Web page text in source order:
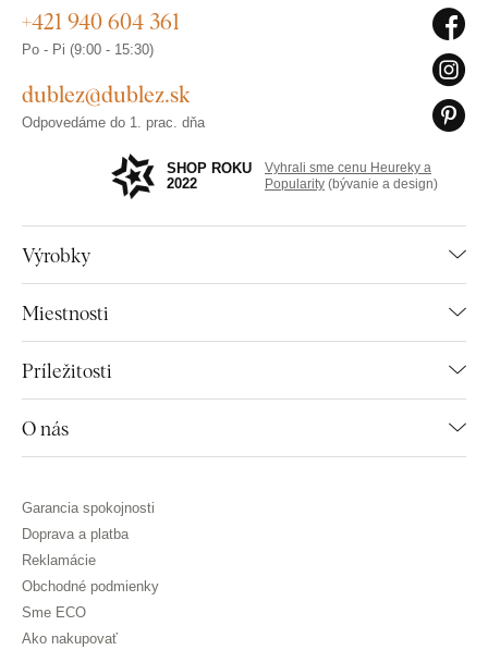
Výrobky
Miestnosti
Príležitosti
O nás
+421 940 604 361
Po - Pi (9:00 - 15:30)
dublez@dublez.sk
Odpovedáme do 1. prac. dňa
SHOP ROKU
2022
Vyhrali sme cenu Heureky a
Popularity (bývanie a design)
Garancia spokojnosti
Doprava a platba
Reklamácie
Obchodné podmienky
Sme ECO
Ako nakupovať